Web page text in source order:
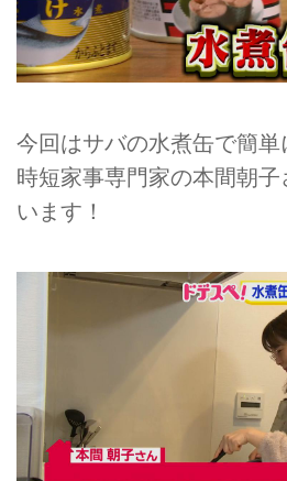
今回はサバの水煮缶で簡
時短家事専門家の本間朝子
います！